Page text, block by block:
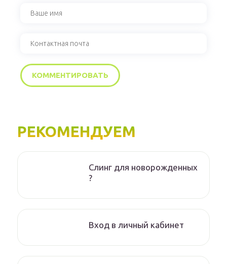
РЕКОМЕНДУЕМ
Слинг для новорожденных
?
Вход в личный кабинет